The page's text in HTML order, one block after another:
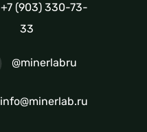
+7 (903) 330-73-
33
@minerlabru
info@minerlab.ru